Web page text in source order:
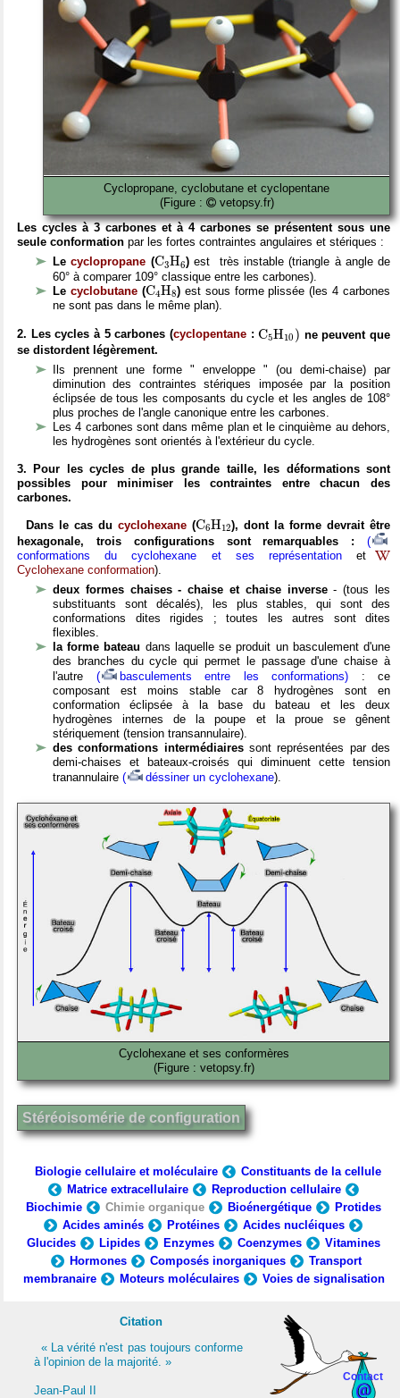
Cyclopropane, cyclobutane et cyclopentane
(Figure :
vetopsy.fr)
Les cycles à 3 carbones et à 4 carbones se présentent sous une
seule conformation par les fortes contraintes angulaires et stériques :
Lecyclopropane (C3H6
CX3H)est très instable (triangle à angle de
60° à comparer109° classique entre les carbones).
Le cyclobutane(C4H8
CX4HX8
) est sous forme plissée (les 4 carbones
ne sont pas dans le même plan).
2. Les cycles à 5 carbones (cyclopentane:C5H10 )
C X5 X ne peuvent que
se distordent légèrement.
Ils prennent une forme " enveloppe " (ou demi-chaise) par
diminution des contraintes stériques imposée par la position
éclipsée de tous les composants du cycle et les angles de 108°
plus proches de l'angle canonique entre les carbones.
Les 4 carbones sont dans même plan et le cinquième au dehors,
les hydrogènes sont orientés à l'extérieur du cycle.
3. Pour les cycles de plus grande taille, les déformations sont
possibles pour minimiser les contraintes entre chacun des
carbones.
Dans le cas du cyclohexane(C6H12
CX6H X 12
), dont la forme devrait être
hexagonale, trois configurations sont remarquables : (
conformations du cyclohexane et ses représentationet
Cyclohexane conformation).
deux formes chaises - chaise et chaise inverse- (tous les
substituants sont décalés), les plus stables, qui sont des
conformations dites rigides ; toutes les autres sont dites
flexibles.
la forme bateau dans laquelle se produit un basculement d'une
des branches du cycle qui permet le passage d'une chaise à
l'autre ( basculements entre les conformations) : ce
composant est moins stable car 8 hydrogènes sont en
conformation éclipsée à la base du bateau et les deux
hydrogènes internes de la poupe et la proue se gênent
stériquement (tension transannulaire).
des conformations intermédiairessont représentées par des
demi-chaises et bateaux-croisés qui diminuent cette tension
tranannulaire ( déssiner un cyclohexane).
Cyclohexane et ses conformères
(Figure : vetopsy.fr)
Stéréoisomérie de configuration
Biologie cellulaire et moléculaire
Constituants de la cellule
Matrice extracellulaire
Reproduction cellulaire
Biochimie
Chimie organique Bioénergétique
Protides
Acides aminés
Protéines
Acides nucléiques
Glucides
Lipides Enzymes Coenzymes
Vitamines
Hormones
Composés inorganiques
Transport
membranaire
Moteurs moléculaires Voies de signalisation
Contact
Citation
« La vérité n'est pas toujours conforme
à l'opinion de la majorité. »
Jean-Paul II